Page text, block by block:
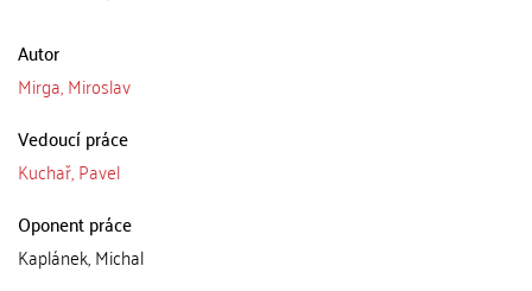
Autor
Mirga, Miroslav
Vedoucí práce
Kuchař, Pavel
Oponent práce
Kaplánek, Michal